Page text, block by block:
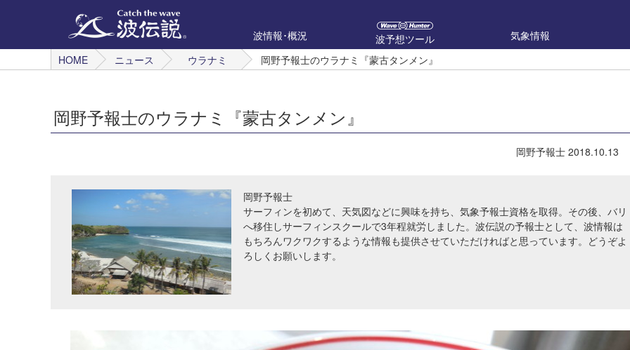
波情報･概況 波予想ツール
気象情報
HOME
ニュース ウラナミ 岡野予報士のウラナミ『蒙古タンメン』
岡野予報士のウラナミ『蒙古タンメン』
岡野予報士 2018.10.13
岡野予報士
サーフィンを初めて、天気図などに興味を持ち、気象予報士資格を取得。その後、バリ
へ移住しサーフィンスクールで3年程就労しました。波伝説の予報士として、波情報は
もちろんワクワクするような情報も提供させていただければと思っています。どうぞよ
ろしくお願いします。